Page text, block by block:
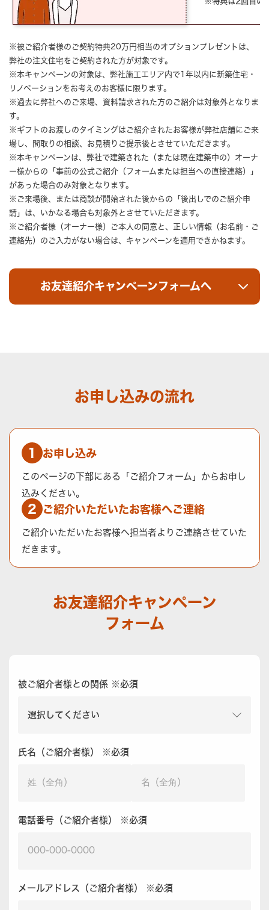
※被ご紹介者様のご契約特典20万円相当のオプションプレゼントは、
弊社の注文住宅をご契約された方が対象です。
※本キャンペーンの対象は、弊社施工エリア内で1年以内に新築住宅・
リノベーションをお考えのお客様に限ります。
※過去に弊社へのご来場、資料請求された方のご紹介は対象外となりま
す。
※ギフトのお渡しのタイミングはご紹介されたお客様が弊社店舗にご来
場し、間取りの相談、お見積りご提示後とさせていただきます。
※本キャンペーンは、弊社で建築された（または現在建築中の）オーナ
ー様からの「事前の公式ご紹介（フォームまたは担当への直接連絡）」
があった場合のみ対象となります。
※ご来場後、または商談が開始された後からの「後出しでのご紹介申
請」は、いかなる場合も対象外とさせていただきます。
※ご紹介者様（オーナー様）ご本人の同意と、正しい情報（お名前・ご
連絡先）のご入力がない場合は、キャンペーンを適用できかねます。
お友達紹介キャンペーンフォームへ
お申し込みの流れ
1 お申し込み
このページの下部にある「ご紹介フォーム」からお申し
込みください。
2 ご紹介いただいたお客様へご連絡
ご紹介いただいたお客様へ担当者よりご連絡させていた
だきます。
お友達紹介キャンペーン
フォーム
被ご紹介者様との関係 ※必須
氏名（ご紹介者様） ※必須
電話番号（ご紹介者様） ※必須
メールアドレス（ご紹介者様） ※必須